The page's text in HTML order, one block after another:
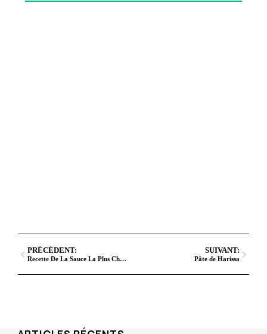
PRÉCÉDENT:
Recette De La Sauce La Plus Chaude Du Monde
SUIVANT:
Pâte de Harissa